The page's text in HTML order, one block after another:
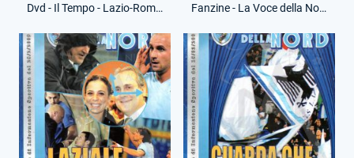
Dvd - Il Tempo - Lazio-Roma 11.04.2009 - Un derby indimenticabile - (Retro) Fanzine - La Voce della Nord - 14 Settembre 2008 - Lazio-Chievo